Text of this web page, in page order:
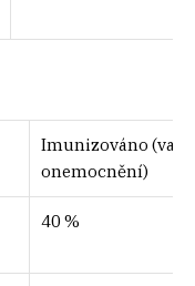
Imunizováno
onemocnění)
40 %